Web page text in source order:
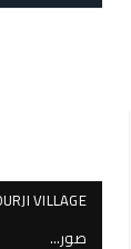
صور…